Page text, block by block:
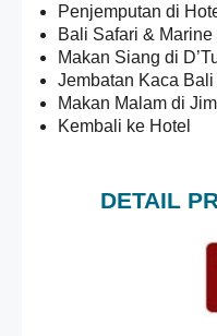
Penjemputan di
Bali Safari & Marine
Makan Siang di
Jembatan Kaca Bali
Makan Malam di
Kembali ke Hotel
DETAIL